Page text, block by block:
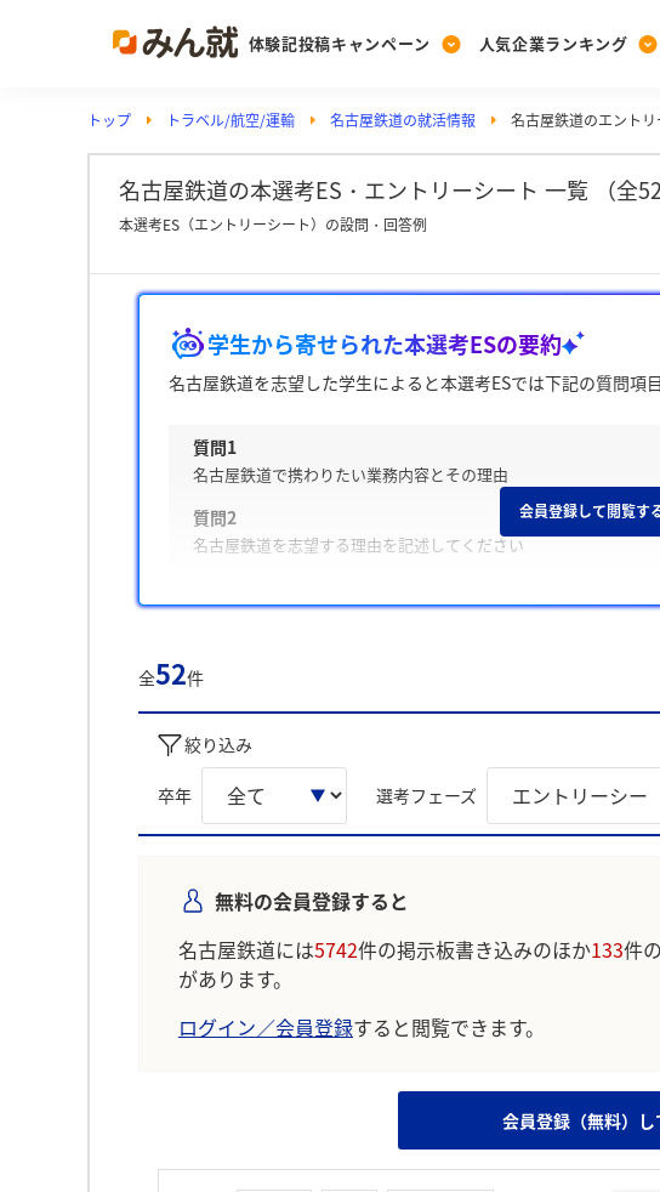
体験記投稿キャンペーン
Post
投稿する
人気企業ランキング
Ranking
ランキングを見る
Vote
PickUp
注目の企業特集
動画で知ろう！業界・企業研究
トップ トラベル/航空/運輸 名古屋鉄道の就活情報 名古屋鉄道のエント
名古屋鉄道の本選考ES・エントリーシート 一覧 （全52
本選考ES（エントリーシート）の設問・回答例
学生から寄せられた本選考ESの要約
名古屋鉄道を志望した学生によると本選考ESでは下記の質問項
質問1
名古屋鉄道で携わりたい業務内容とその理由
質問2
名古屋鉄道を志望する理由を記述してください
学生時代に打ち込んだことと工夫した点を記述してください
また、学生は主に「中部地域の発展に向けた地域活性化への貢
験」について回答に含める傾向が多く見られました。
学生の声を就職活動の参考にしましょう。
※AIを使用し、過去3年間のユーザー投稿を要約しています。実際の
会員登録して閲覧す
全52件
絞り込み
卒年 選考フェーズ
無料の会員登録すると
名古屋鉄道には5742件の掲示板書き込みのほか133件
があります。
ログイン／会員登録すると閲覧できます。
会員登録（無料）